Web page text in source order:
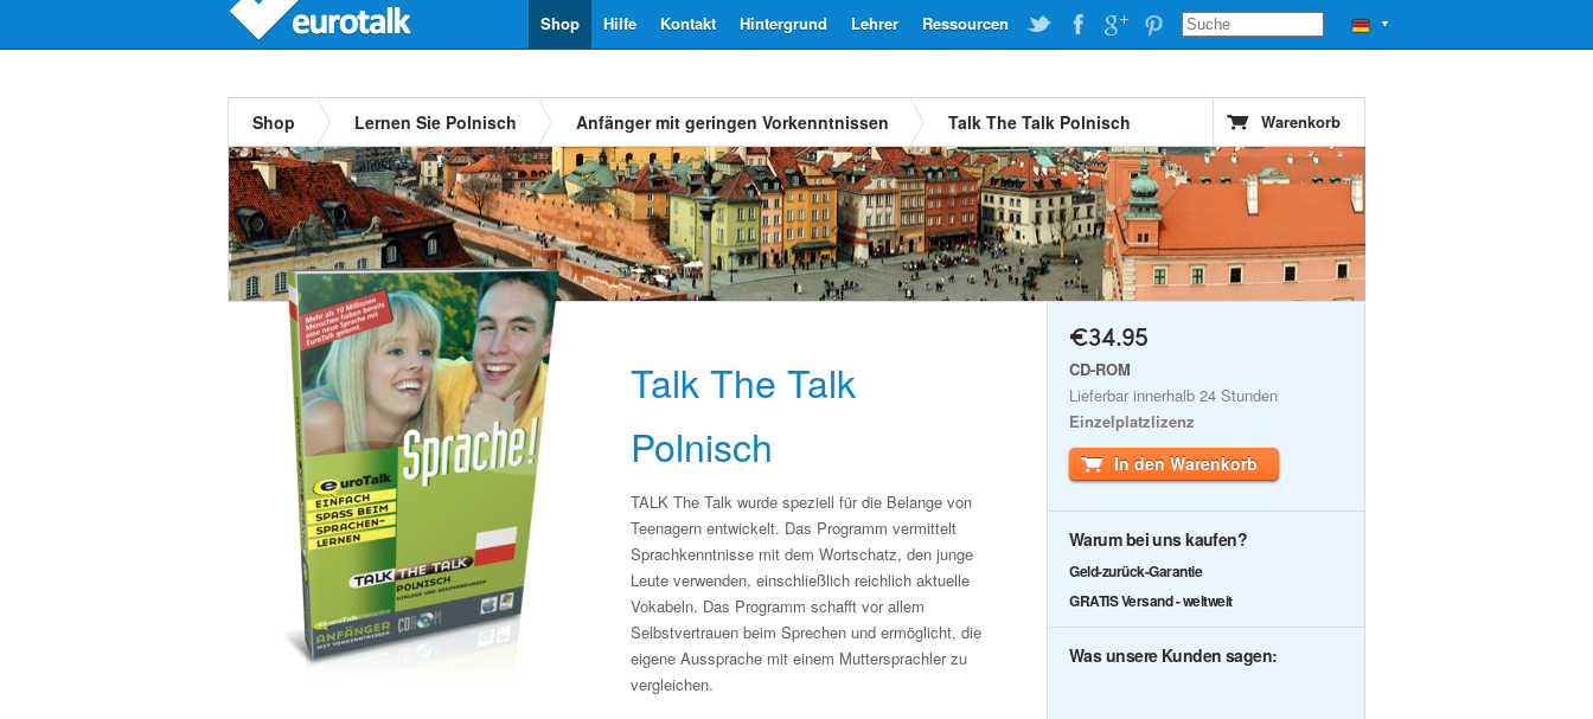
▼
Ressourcen
Lehrer
Hintergrund
Kontakt
Hilfe
Shop
Shop Lernen Sie Polnisch Anfänger mit geringen Vorkenntnissen Talk The Talk Polnisch Warenkorb
Talk The Talk
Polnisch
TALK The Talk wurde speziell für die Belange von
Teenagern entwickelt. Das Programm vermittelt
Sprachkenntnisse mit dem Wortschatz, den junge
Leute verwenden, einschließlich reichlich aktuelle
Vokabeln. Das Programm schafft vor allem
Selbstvertrauen beim Sprechen und ermöglicht, die
eigene Aussprache mit einem Muttersprachler zu
vergleichen.
€34.95
CD-ROM
Lieferbar innerhalb 24 Stunden
Einzelplatzlizenz
In den Warenkorb
Warum bei uns kaufen?
Geld-zurück-Garantie
GRATIS Versand - weltweit
Was unsere Kunden sagen: